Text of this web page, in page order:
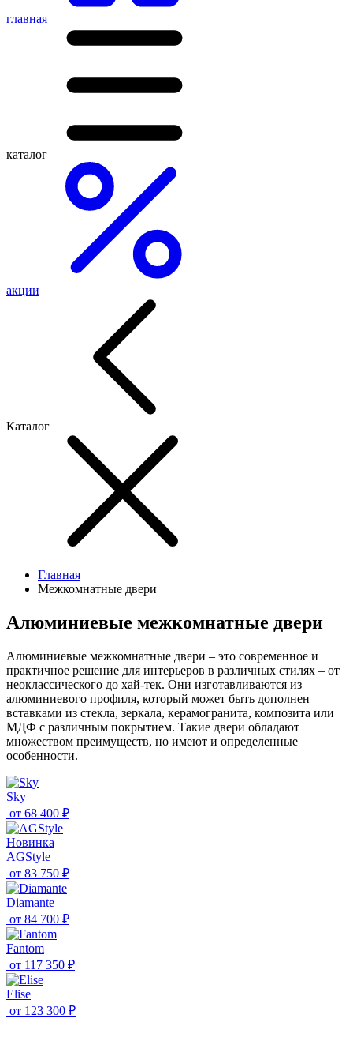
главная
каталог
акции
Каталог
Главная
Межкомнатные двери
Алюминиевые межкомнатные двери
Алюминиевые межкомнатные двери – это современное и
практичное решение для интерьеров в различных стилях – от
неоклассического до хай-тек. Они изготавливаются из
алюминиевого профиля, который может быть дополнен
вставками из стекла, зеркала, керамогранита, композита или
МДФ с различным покрытием. Такие двери обладают
множеством преимуществ, но имеют и определенные
особенности.
Sky
от 68 400 ₽
Новинка
AGStyle
от 83 750 ₽
Diamante
от 84 700 ₽
Fantom
от 117 350 ₽
Elise
от 123 300 ₽